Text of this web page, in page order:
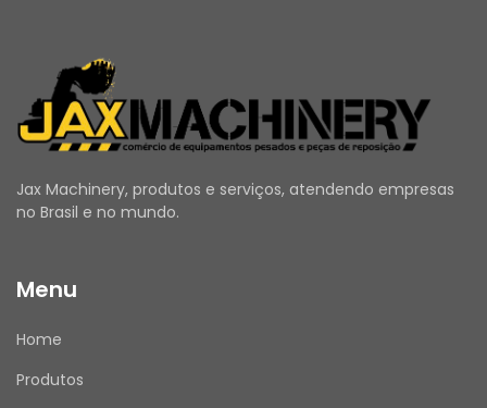
Jax Machinery, produtos e serviços, atendendo empresas
no Brasil e no mundo.
Menu
Home
Produtos